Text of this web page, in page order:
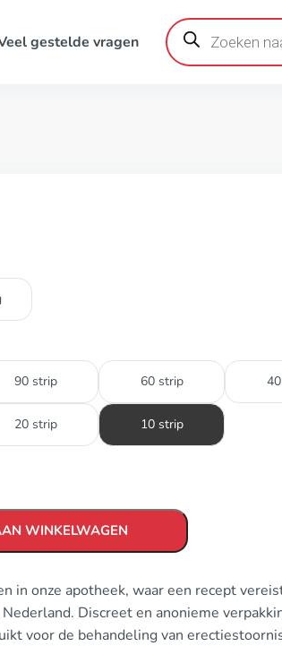
gestelde vragen
Producten
zoeken
90 strip 60 strip
20 strip 10 strip
WINKELWAGEN
in onze apotheek, waar een recept
Discreet en anonieme
voor de behandeling van